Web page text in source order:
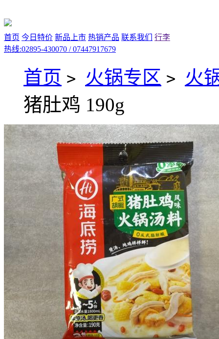
首页 今日特价 新品上市 热销产品 联系我们
行李
热线:02895-430070 / 07447917679
首页 > 火锅专区 > 火
猪肚鸡 190g